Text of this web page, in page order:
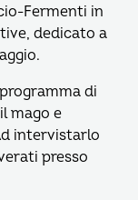
Fermenti in
dedicato a
di
mago e
intervistarlo
presso